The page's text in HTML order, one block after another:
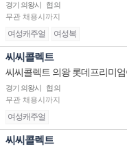
경기 의왕시
협의
무관 채용시까지
여성캐주얼 여성복
씨씨콜렉트
씨씨콜렉트 의왕 롯데프리미
경기 의왕시
협의
무관 채용시까지
여성캐주얼
씨씨콜렉트